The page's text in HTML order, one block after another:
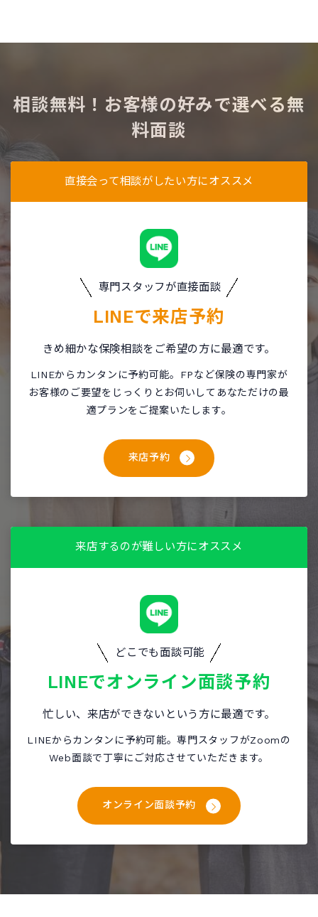
相談無料！お客様の好みで選べる無
料面談
直接会って相談がしたい方にオススメ
専門スタッフが直接面談
LINEで来店予約
きめ細かな保険相談をご希望の方に最適です。
LINEからカンタンに予約可能。FPなど保険の専門家が
お客様のご要望をじっくりとお伺いしてあなただけの最
適プランをご提案いたします。
来店予約
来店するのが難しい方にオススメ
どこでも面談可能
LINEでオンライン面談予約
忙しい、来店ができないという方に最適です。
LINEからカンタンに予約可能。専門スタッフがZoomの
Web面談で丁寧にご対応させていただきます。
オンライン面談予約